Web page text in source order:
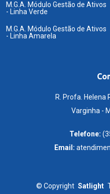
M.G.A. Módulo Gestão de Ativos
- Linha Verde
M.G.A. Módulo Gestão de Ativos
- Linha Amarela
R. Profa. Helena
Varginha -
Telefone:
Email:
© Copyright Satlight